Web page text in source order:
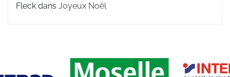
Fleck dans Joyeux Noël